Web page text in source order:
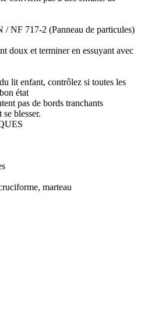
/ NF 717-2 (Panneau de particules)
doux et terminer en essuyant avec
lit enfant, contrôlez si toutes les
état
pas de bords tranchants
blesser.
marteau